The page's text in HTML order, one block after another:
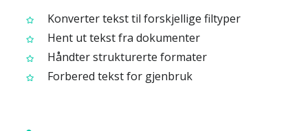
Konverter tekst til forskjellige filtyper
Hent ut tekst fra dokumenter
Håndter strukturerte formater
Forbered tekst for gjenbruk